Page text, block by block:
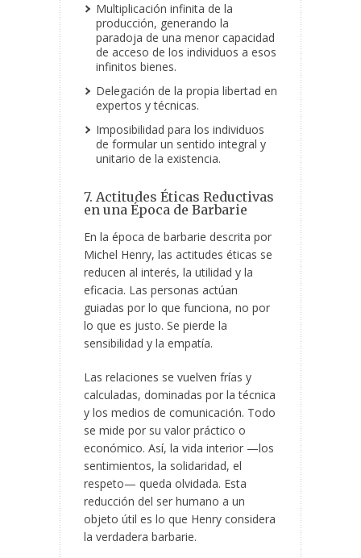
Multiplicación infinita de la
producción, generando la
paradoja de una menor capacidad
de acceso de los individuos a esos
infinitos bienes.
Delegación de la propia libertad en
expertos y técnicas.
Imposibilidad para los individuos
de formular un sentido integral y
unitario de la existencia.
7. Actitudes Éticas Reductivas
en una Época de Barbarie
En la época de barbarie descrita por
Michel Henry, las actitudes éticas se
reducen al interés, la utilidad y la
eficacia. Las personas actúan
guiadas por lo que funciona, no por
lo que es justo. Se pierde la
sensibilidad y la empatía.
Las relaciones se vuelven frías y
calculadas, dominadas por la técnica
y los medios de comunicación. Todo
se mide por su valor práctico o
económico. Así, la vida interior —los
sentimientos, la solidaridad, el
respeto— queda olvidada. Esta
reducción del ser humano a un
objeto útil es lo que Henry considera
la verdadera barbarie.